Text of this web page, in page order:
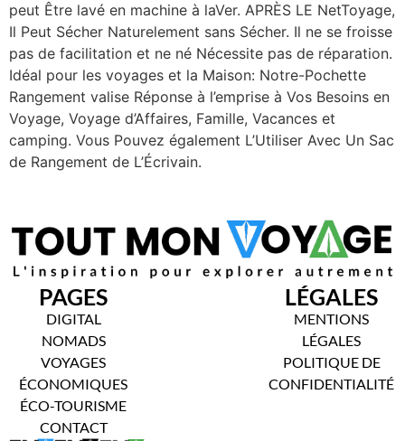
peut Être lavé en machine à laVer. APRÈS LE NetToyage,
Il Peut Sécher Naturelement sans Sécher. Il ne se froisse
pas de facilitation et ne né Nécessite pas de réparation.
Idéal pour les voyages et la Maison: Notre-Pochette
Rangement valise Réponse à l’emprise à Vos Besoins en
Voyage, Voyage d’Affaires, Famille, Vacances et
camping. Vous Pouvez également L’Utiliser Avec Un Sac
de Rangement de L’Écrivain.
PAGES
DIGITAL
NOMADS
VOYAGES
ÉCONOMIQUES
ÉCO-TOURISME
CONTACT
LÉGALES
MENTIONS
LÉGALES
POLITIQUE DE
CONFIDENTIALITÉ